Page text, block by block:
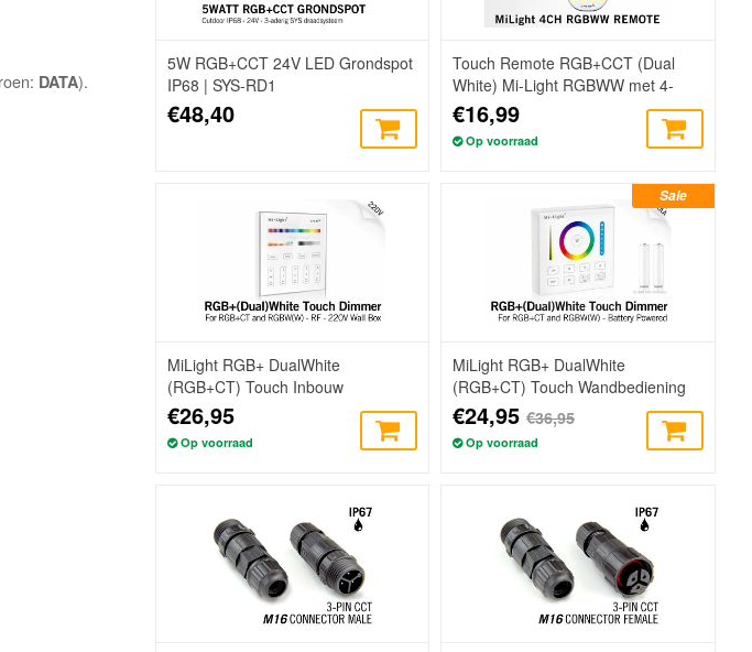
DATA).
5W RGB+CCT 24V LED Grondspot
IP68 | SYS-RD1
€48,40
Touch Remote RGB+CCT (Dual
White) Mi-Light RGBWW met 4-
kanalen
€16,99
Op voorraad
MiLight RGB+ DualWhite
(RGB+CT) Touch Inbouw
wandbediening, 4-zones, RF, 220V
€26,95
Op voorraad
Sale
MiLight RGB+ DualWhite
(RGB+CT) Touch Wandbediening
Opbouw, 1-Zone, RF, 2xAAA
€24,95€36,95
Op voorraad